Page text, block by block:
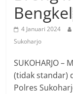
4 Januari 2024
Sukoharjo
SUKOHARJO
(tidak standar)
Polres